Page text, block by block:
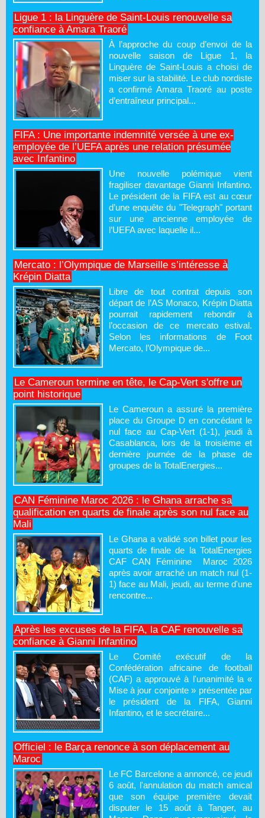
Ligue 1 : la Linguère de Saint-Louis renouvelle sa
confiance à Amara Traoré
À l’approche du coup d’envoi de la
nouvelle saison de Ligue 1, la
Linguère de Saint-Louis a choisi de
miser sur la stabilité. Le club nordiste
a confirmé Amara Traoré au poste
d’entraîneur principal...
FIFA : Une importante indemnité versée à une ex-
employée de l’UEFA après une relation présumée
avec Infantino
Une nouvelle polémique vient
fragiliser davantage Gianni Infantino.
Le président de la FIFA est au cœur
d’une enquête du "Telegraph" portant
sur une ancienne employée de
l’UEFA avec laquelle il...
Mercato : l’Olympique de Marseille s’intéresse à
Krépin Diatta
Libre de tout contrat depuis son
départ de l’AS Monaco, Krépin Diatta
pourrait rapidement rebondir à
l’occasion de ce mercato estival.
Selon les informations de Foot
Mercato, l’Olympique de...
Le Cameroun termine en tête, le Cap-Vert s'offre un
point historique
Le Cameroun a assuré la première
place du Groupe D en concédant le
nul face au Cap-Vert (1-1), jeudi à
Casablanca, lors de la troisième et
dernière journée de la phase de
groupes de la TotalEnergies...
CAN Féminine Maroc 2026 : le Ghana arrache sa
qualification en quarts de finale après son nul face au
Mali
Le Ghana a validé son billet pour les
quarts de finale de la TotalEnergies
CAF CAN Féminine Maroc 2026
après avoir arraché un match nul (1-
1) face au Mali, jeudi, au terme d'une
rencontre...
Après les excuses de la FIFA, la CAF renouvelle sa
confiance à Gianni Infantino
Le Comité exécutif de la
Confédération africaine de football
(CAF) a approuvé à l'unanimité la «
Mise à jour conjointe » présentée par
le président de la FIFA, Gianni
Infantino, et le secrétaire...
Officiel : le Barça renonce à son déplacement au
Maroc
Le FC Barcelone a annoncé, ce jeudi
6 août, l'annulation du match amical
que son équipe première devait
disputer le 15 août à Tanger, au